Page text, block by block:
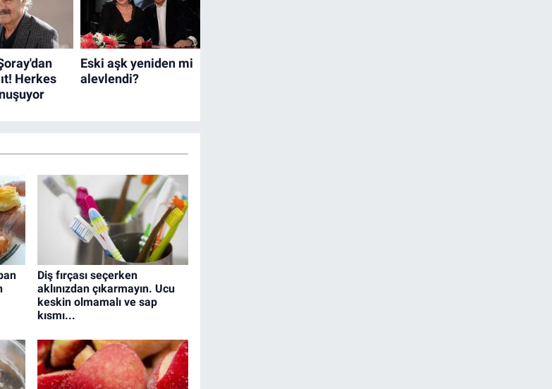
Diş fırçası seçerken
aklınızdan çıkarmayın. Ucu
keskin olmamalı ve sap
kısmı...